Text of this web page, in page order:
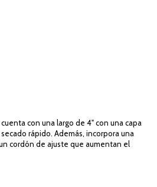
cuenta con una largo de 4" con una capa
rápido. Además, incorpora una
cordón de ajuste que aumentan el